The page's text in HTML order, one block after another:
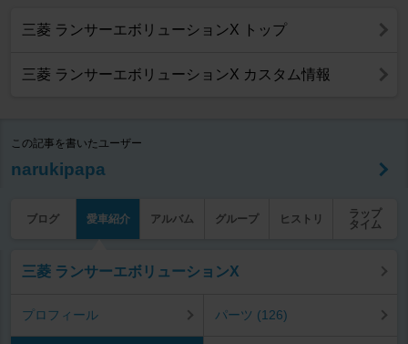
三菱 ランサーエボリューションX トップ
三菱 ランサーエボリューションX カスタム情報
この記事を書いたユーザー
narukipapa
ブログ 愛車紹介 アルバム グループ ヒストリ
ラップ
タイム
三菱 ランサーエボリューションX
プロフィール パーツ (126)